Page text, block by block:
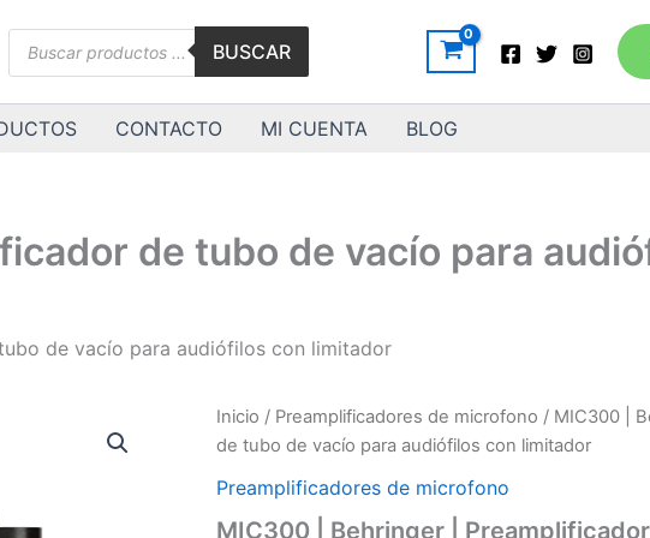
Búsqueda
BUSCAR
CONTACTO MI CUENTA BLOG
de tubo de vacío para
de vacío para audiófilos con limitador
Inicio / Preamplificadores de microfono / MIC300 |
de tubo de vacío para audiófilos con limitador
Preamplificadores de microfono
MIC300 | Behringer |
MIC300
|
de